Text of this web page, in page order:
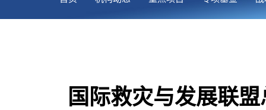
国际救灾与发展联